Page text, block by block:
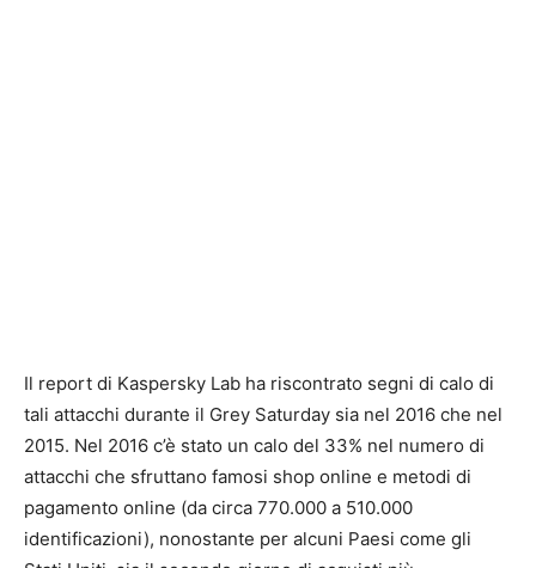
Il report di Kaspersky Lab ha riscontrato segni di calo di
tali attacchi durante il Grey Saturday sia nel 2016 che nel
2015. Nel 2016 c’è stato un calo del 33% nel numero di
attacchi che sfruttano famosi shop online e metodi di
pagamento online (da circa 770.000 a 510.000
identificazioni), nonostante per alcuni Paesi come gli